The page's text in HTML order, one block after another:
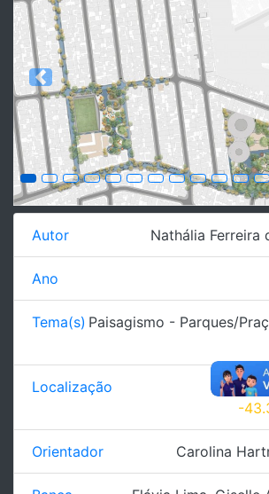
Previous
Autor Nathália Ferreira
Ano
Tema(s) Paisagismo - Parques/
Localização
-
-
Orientador Carolina